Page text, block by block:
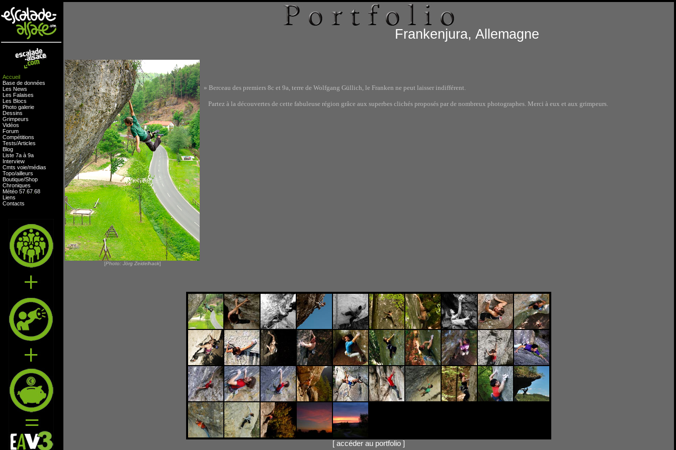
Accueil
Base de données
Les News
Les Falaises
Les Blocs
Photo galerie
Dessins
Grimpeurs
Vidéos
Forum
Compétitions
Tests/Articles
Blog
Liste 7a à 9a
Interview
Cmts voie/médias
Topo/ailleurs
Boutique/Shop
Chroniques
Météo 57 67 68
Liens
Contacts
Frankenjura, Allemagne
[Photo: Jörg Zeidelhack]
» Berceau des premiers 8c et 9a, terre de Wolfgang Güllich, le Franken ne peut laisser indifférent.
Partez à la découvertes de cette fabuleuse région grâce aux superbes clichés proposés par de nombreux photographes. Merci à eux et aux grimpeurs.
[ accéder au portfolio ]